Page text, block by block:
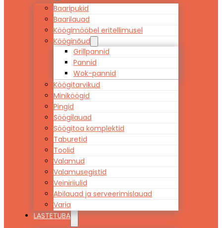
Baaripukid
Baarilauad
Köögimööbel eritellimusel
Kööginõud
Grillpannid
Pannid
Wok-pannid
Köögitarvikud
Miniköögid
Pingid
Söögilauad
Söögitoa komplektid
Taburetid
Toolid
Valamud
Valamusegistid
Veiniriiulid
Abilauad ja serveerimislauad
Varia
LASTETUBA